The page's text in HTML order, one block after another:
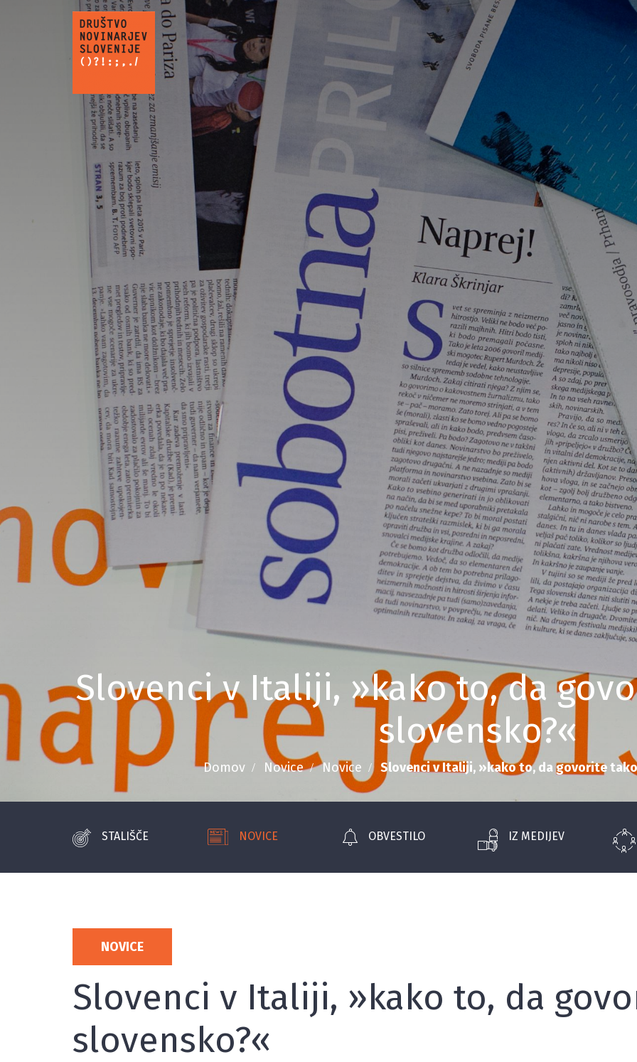
Slovenci v Italiji, »kako to, da
slovensko?«
Domov Novice Novice Slovenci v Italiji, »kako to, da govorite
STALIŠČE NOVICE OBVESTILO IZ MEDIJEV
NOVICE
Slovenci v Italiji, »kako to, da
slovensko?«